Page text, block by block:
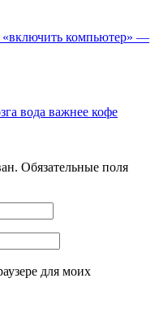
«включить компьютер» —
вода важнее кофе
Обязательные поля
для моих